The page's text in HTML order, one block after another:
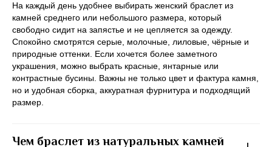
На каждый день удобнее выбирать женский браслет из
камней среднего или небольшого размера, который
свободно сидит на запястье и не цепляется за одежду.
Спокойно смотрятся серые, молочные, лиловые, чёрные и
природные оттенки. Если хочется более заметного
украшения, можно выбрать красные, янтарные или
контрастные бусины. Важны не только цвет и фактура камня,
но и удобная сборка, аккуратная фурнитура и подходящий
размер.
Чем браслет из натуральных камней